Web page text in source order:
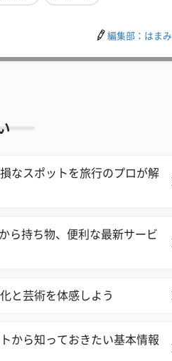
編集部：はまみ
なスポットを旅行のプロが解
ら持ち物、便利な最新サービ
と芸術を体感しよう
から知っておきたい基本情報